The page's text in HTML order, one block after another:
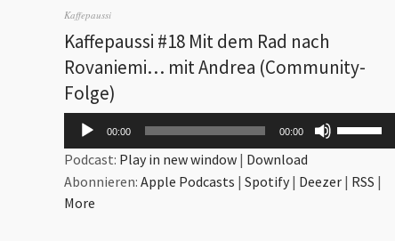
Kaffepaussi
Kaffepaussi #18 Mit dem Rad nach
Rovaniemi… mit Andrea (Community-
Folge)
Audio-
Player
00:00 00:00
um
Podcast: Play in new window | Download
Abonnieren: Apple Podcasts | Spotify| Deezer | RSS |
More